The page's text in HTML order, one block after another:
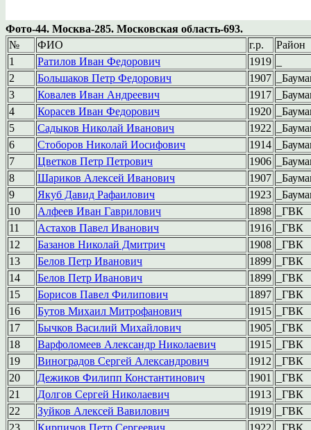
Фото-44. Москва-285. Московская область-693.
№
ФИО г.р.
Район
1
Ратилов Иван Федорович 1919
2
Большаков Петр Федорович 1907
3
Ковалев Иван Андреевич 1917
4
Корасев Иван Федорович 1920
5
Садыков Николай Иванович 1922
6
Стоборов Николай Иосифович 1914
7
Цветков Петр Петрович 1906
8
Шариков Алексей Иванович 1907
9
Якуб Давид Рафаилович 1923
10
Алфеев Иван Гаврилович 1898
_ГВК
11
Астахов Павел Иванович 1916
_ГВК
12
Базанов Николай Дмитрич 1908
_ГВК
13
Белов Петр Иванович 1899
_ГВК
14
Белов Петр Иванович 1899
_ГВК
15
Борисов Павел Филипович 1897
_ГВК
16
Бутов Михаил Митрофанович 1915
_ГВК
17
Бычков Василий Михайлович 1905
_ГВК
18
Варфоломеев Александр Николаевич 1915
_ГВК
19
Виноградов Сергей Александрович 1912
_ГВК
20
Дежиков Филипп Константинович 1901
_ГВК
21
Долгов Сергей Николаевич 1913
_ГВК
22
Зуйков Алексей Вавилович 1919
_ГВК
23
Кирпичов Петр Сергеевич 1922
_ГВК